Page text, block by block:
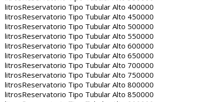
litrosReservatorio Tipo Tubular Alto 400000
litrosReservatorio Tipo Tubular Alto 450000
litrosReservatorio Tipo Tubular Alto 500000
litrosReservatorio Tipo Tubular Alto 550000
litrosReservatorio Tipo Tubular Alto 600000
litrosReservatorio Tipo Tubular Alto 650000
litrosReservatorio Tipo Tubular Alto 700000
litrosReservatorio Tipo Tubular Alto 750000
litrosReservatorio Tipo Tubular Alto 800000
litrosReservatorio Tipo Tubular Alto 850000